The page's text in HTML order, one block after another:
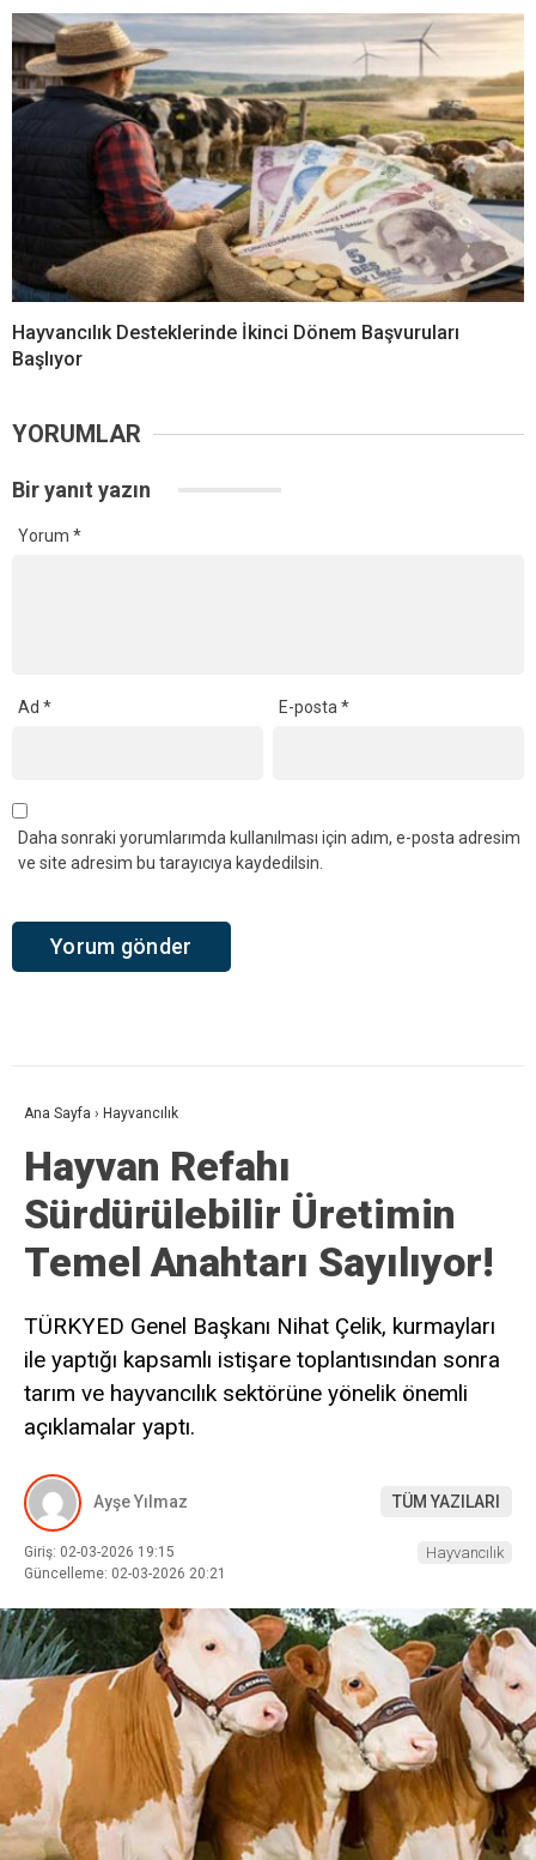
Hayvancılık Desteklerinde İkinci Dönem Başvuruları
Başlıyor
YORUMLAR
Bir yanıt yazın
Yorum *
Ad * E-posta*
Daha sonraki yorumlarımda kullanılması için adım, e-posta adresim
ve site adresim bu tarayıcıya kaydedilsin.
Ana Sayfa › Hayvancılık
Hayvan Refahı
Sürdürülebilir Üretimin
Temel Anahtarı Sayılıyor!
TÜRKYED Genel Başkanı Nihat Çelik, kurmayları
ile yaptığı kapsamlı istişare toplantısından sonra
tarım ve hayvancılık sektörüne yönelik önemli
açıklamalar yaptı.
Ayşe Yılmaz TÜM YAZILARI
Giriş: 02-03-2026 19:15
Güncelleme: 02-03-2026 20:21
Hayvancılık